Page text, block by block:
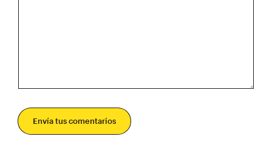
Envía tus comentarios